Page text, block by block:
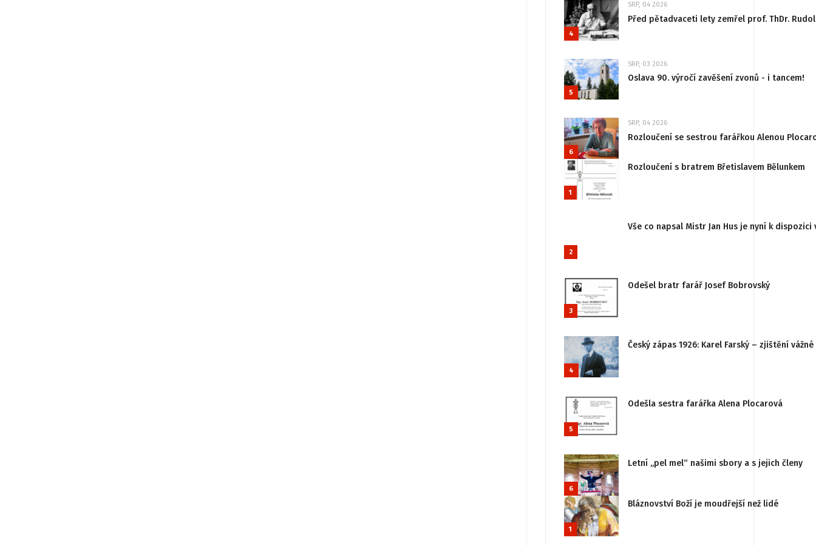
4
SRP, 04 2026
Před pětadvaceti lety zemřel prof. ThDr.
5
SRP, 03 2026
Oslava 90. výročí zavěšení zvonů - i tancem!
6
SRP, 04 2026
Rozloučení se sestrou farářkou Alenou
1
Rozloučení s bratrem Břetislavem Bělunkem
2
Vše co napsal Mistr Jan Hus je nyní k
3
Odešel bratr farář Josef Bobrovský
4
Český zápas 1926: Karel Farský – zjištění
5
Odešla sestra farářka Alena Plocarová
6
Letní „pel mel“ našimi sbory a s jejich členy
1
Bláznovství Boží je moudřejší než lidé